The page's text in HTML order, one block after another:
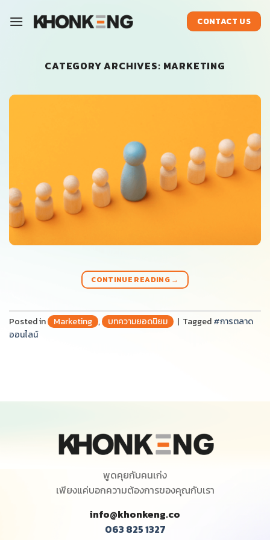
CONTACT US
CATEGORY ARCHIVES: MARKETING
CONTINUE READING →
Posted in Marketing , บทความยอดนิยม | Tagged#การตลาด
ออนไลน์
พูดคุยกับคนเก่ง
เพียงแค่บอกความต้องการของคุณกับเรา
info@khonkeng.co
063 825 1327